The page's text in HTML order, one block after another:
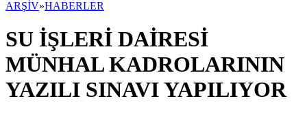
ARŞİV»HABERLER
SU İŞLERİ DAİRESİ
MÜNHAL KADROLARININ
YAZILI SINAVI YAPILIYOR